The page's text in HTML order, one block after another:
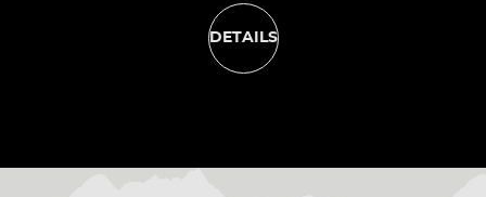
DETAILS